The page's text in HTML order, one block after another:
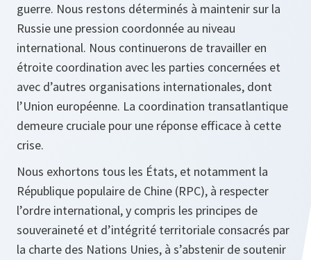
guerre. Nous restons déterminés à maintenir sur la
Russie une pression coordonnée au niveau
international. Nous continuerons de travailler en
étroite coordination avec les parties concernées et
avec d’autres organisations internationales, dont
l’Union européenne. La coordination transatlantique
demeure cruciale pour une réponse efficace à cette
crise.
Nous exhortons tous les États, et notamment la
République populaire de Chine (RPC), à respecter
l’ordre international, y compris les principes de
souveraineté et d’intégrité territoriale consacrés par
la charte des Nations Unies, à s’abstenir de soutenir